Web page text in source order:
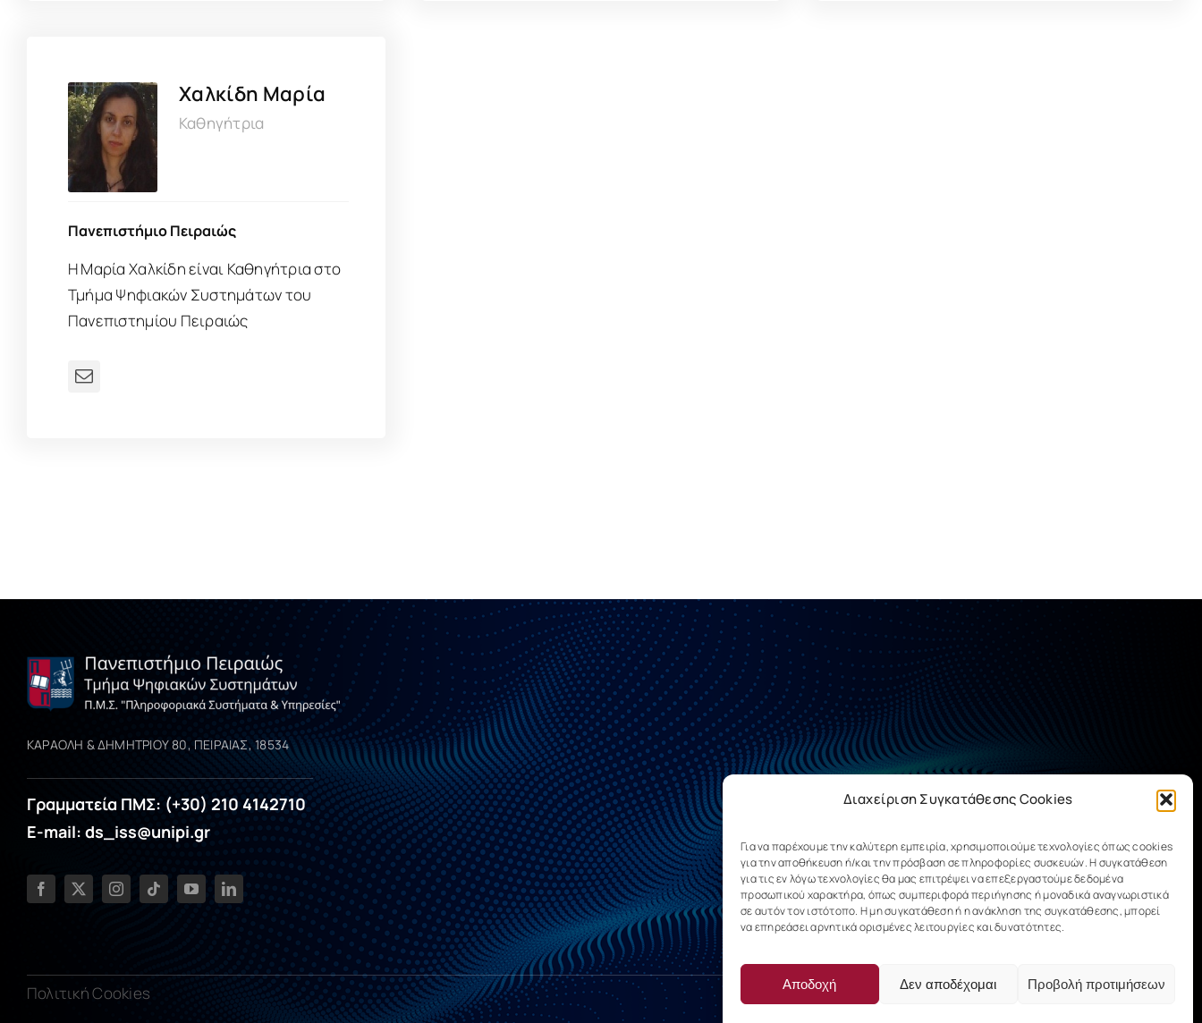
Διαχείριση Συγκατάθεσης Cookies
Για να παρέχουμε την καλύτερη εμπειρία, χρησιμοποιούμε τεχνολογίες όπως cookies
για την αποθήκευση ή/και την πρόσβαση σε πληροφορίες συσκευών. Η συγκατάθεση
για τις εν λόγω τεχνολογίες θα μας επιτρέψει να επεξεργαστούμε δεδομένα
προσωπικού χαρακτήρα, όπως συμπεριφορά περιήγησης ή μοναδικά αναγνωριστικά
σε αυτόν τον ιστότοπο. Η μη συγκατάθεση ή η ανάκληση της συγκατάθεσης, μπορεί
να επηρεάσει αρνητικά ορισμένες λειτουργίες και δυνατότητες.
Αποδοχή Δεν αποδέχομαι Προβολή προτιμήσεων
Χαλκίδη Μαρία
Καθηγήτρια
Πανεπιστήμιο Πειραιώς
Η Μαρία Χαλκίδη είναι Καθηγήτρια στο
Τμήμα Ψηφιακών Συστημάτων του
Πανεπιστημίου Πειραιώς
ΚΑΡΑΟΛΗ & ΔΗΜΗΤΡΙΟΥ 80, ΠΕΙΡΑΙΑΣ, 18534
Γραμματεία ΠΜΣ: (+30) 210 4142710
E-mail: ds_iss@unipi.gr
Πολιτική Cookies